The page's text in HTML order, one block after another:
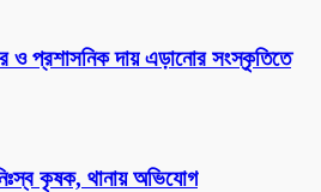
প্রশাসনিক দায় এড়ানোর সংস্কৃতিতে
কৃষক, থানায় অভিযোগ